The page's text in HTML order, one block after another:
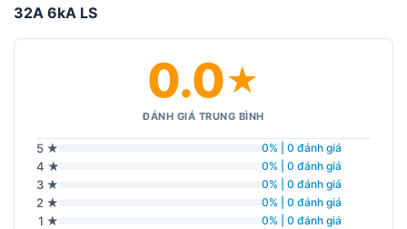
32A 6kA LS
0.0★
ĐÁNH GIÁ TRUNG BÌNH
5 ★ 0% | 0 đánh giá
4 ★ 0% | 0 đánh giá
3 ★ 0% | 0 đánh giá
2 ★ 0% | 0 đánh giá
1 ★ 0% | 0 đánh giá